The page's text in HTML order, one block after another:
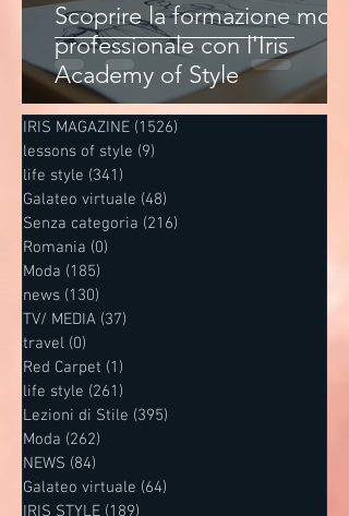
Scoprire la formazione moda
professionale con l'Iris
Academy of Style
IRIS MAGAZINE (1526)
lessons of style (9)
life style (341)
Galateo virtuale (48)
Senza categoria (216)
Romania (0)
Moda (185)
news (130)
TV/ MEDIA (37)
travel (0)
Red Carpet (1)
life style (261)
Lezioni di Stile (395)
Moda (262)
NEWS (84)
Galateo virtuale (64)
IRIS STYLE (189)